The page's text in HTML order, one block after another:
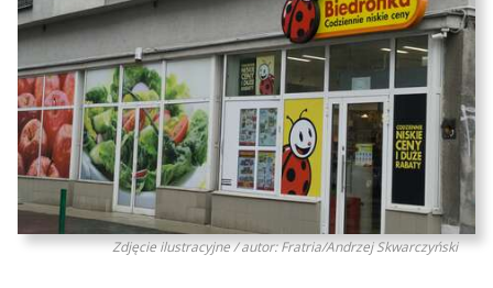
Zdjęcie ilustracyjne / autor: Fratria/Andrzej Skwarczyński